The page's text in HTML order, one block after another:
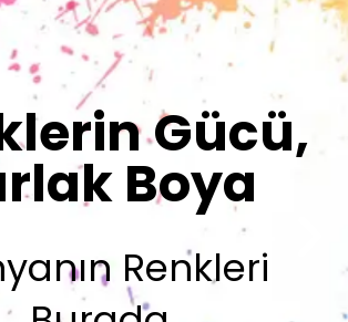
İmzanız
Olsun